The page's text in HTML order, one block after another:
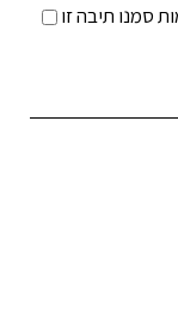
סמנו תיבה זו